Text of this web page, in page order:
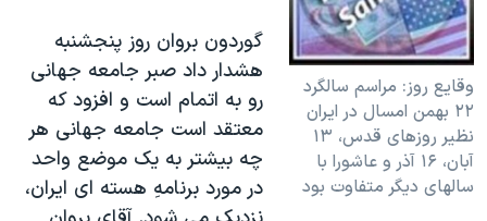
وقايع روز: مراسم سالگرد
۲۲ بهمن امسال در ايران
نظير روزهای قدس، ۱۳
آبان، ۱۶ آذر و عاشورا با
سالهای ديگر متفاوت بود
گوردون بروان روز پنجشنبه
هشدار داد صبر جامعه جهانی
رو به اتمام است و افزود که
معتقد است جامعه جهانی هر
چه بيشتر به يک موضع واحد
در مورد برنامهِ هسته ای ايران،